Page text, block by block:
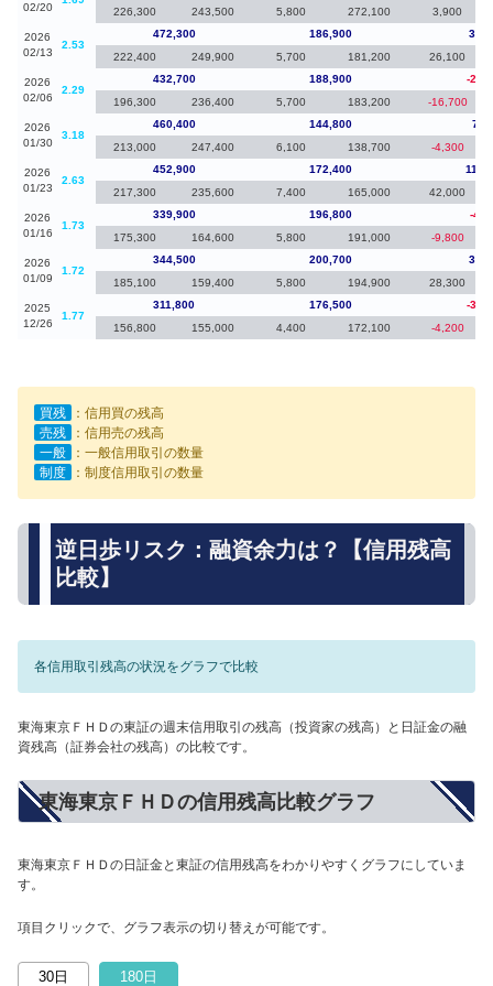
02/20
226,300
243,500 5,800 272,100 3,900
2026
02/13
2.53
472,300 186,900
222,400
249,900 5,700 181,200 26,100
2026
02/06
2.29
432,700 188,900
-
196,300
236,400 5,700 183,200 -16,700
2026
01/30
3.18
460,400 144,800
213,000
247,400 6,100 138,700 -4,300
2026
01/23
2.63
452,900 172,400
217,300
235,600 7,400 165,000 42,000
2026
01/16
1.73
339,900 196,800
-
175,300
164,600 5,800 191,000 -9,800
2026
01/09
1.72
344,500 200,700
185,100
159,400 5,800 194,900 28,300
2025
12/26
1.77
311,800 176,500
-
156,800
155,000 4,400 172,100 -4,200
買残
：信用買の残高
売残
：信用売の残高
一般
：一般信用取引の数量
制度
：制度信用取引の数量
逆日歩リスク：融資余力は？【信用残高
比較】
各信用取引残高の状況をグラフで比較
東海東京ＦＨＤの東証の週末信用取引の残高（投資家の残高）と日証金の融
資残高（証券会社の残高）の比較です。
東海東京ＦＨＤの信用残高比較グラフ
東海東京ＦＨＤの日証金と東証の信用残高をわかりやすくグラフにしていま
す。
項目クリックで、グラフ表示の切り替えが可能です。
30日 180日